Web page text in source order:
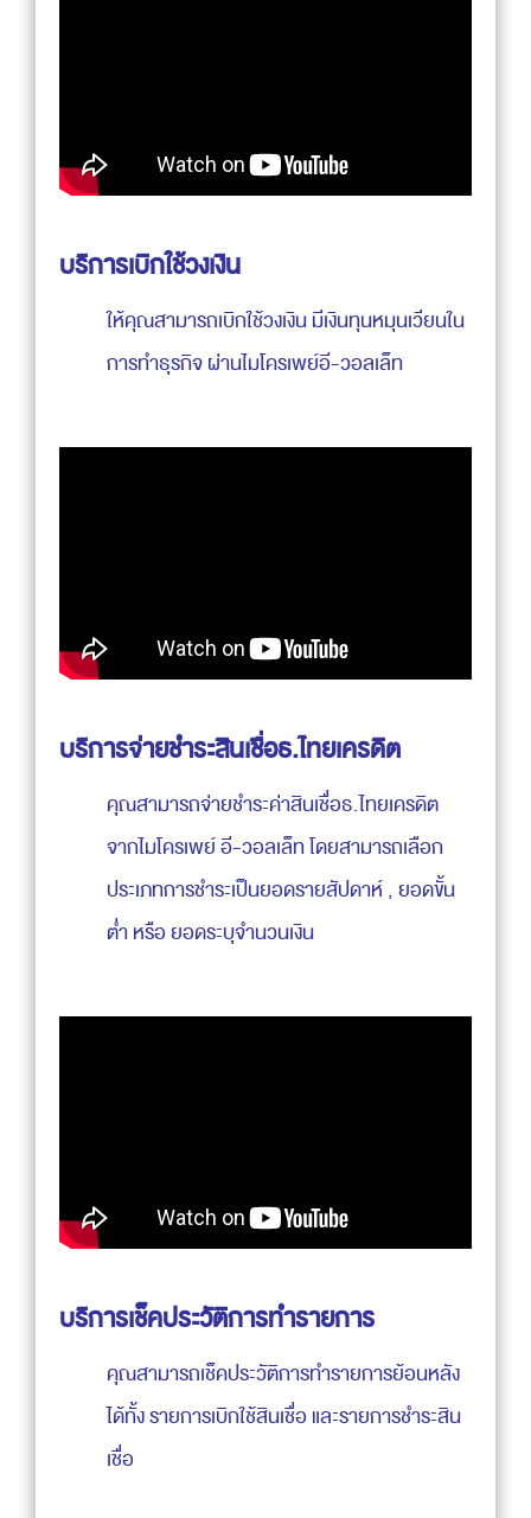
บริการเบิกใช้วงเงิน
ให้คุณสามารถเบิกใช้วงเงิน มีเงินทุนหมุนเวียนใน
การทำธุรกิจ ผ่านไมโครเพย์อี-วอลเล็ท
บริการจ่ายชำระสินเชื่อธ.ไทยเครดิต
คุณสามารถจ่ายชำระค่าสินเชื่อธ.ไทยเครดิต
จากไมโครเพย์ อี-วอลเล็ท โดยสามารถเลือก
ประเภทการชำระเป็นยอดรายสัปดาห์ , ยอดขั้น
ต่ำ หรือ ยอดระบุจำนวนเงิน
บริการเช็คประวัติการทำรายการ
คุณสามารถเช็คประวัติการทำรายการย้อนหลัง
ได้ทั้ง รายการเบิกใช้สินเชื่อ และรายการชำระสิน
เชื่อ